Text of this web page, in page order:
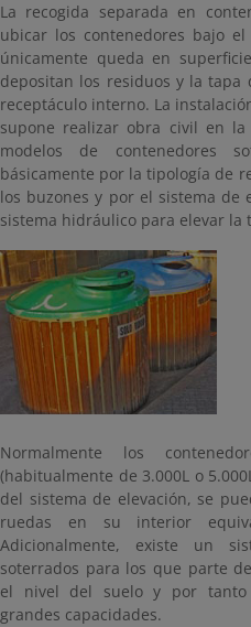
La recogida separada en
ubicar los contenedores bajo
únicamente queda en
depositan los residuos y la
receptáculo interno. La
supone realizar obra civil en la
modelos de contenedores
básicamente por la tipología de
los buzones y por el sistema de
sistema hidráulico para elevar la
Normalmente los
(habitualmente de 3.000L o
del sistema de elevación, se
ruedas en su interior
Adicionalmente, existe un
soterrados para los que parte
el nivel del suelo y por tanto
grandes capacidades.